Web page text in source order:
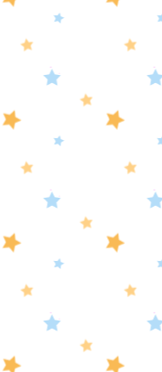
10:52
私の幸福時
港時間
よる 11:00
熱闘甲子
よる 11:30